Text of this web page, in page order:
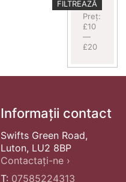
Preț
minim
Preț
maxim
FILTREAZĂ
Preț:
£10
—
£20
Informații contact
Swifts Green Road,
Luton, LU2 8BP
Contactați-ne ›
T: 07585224313